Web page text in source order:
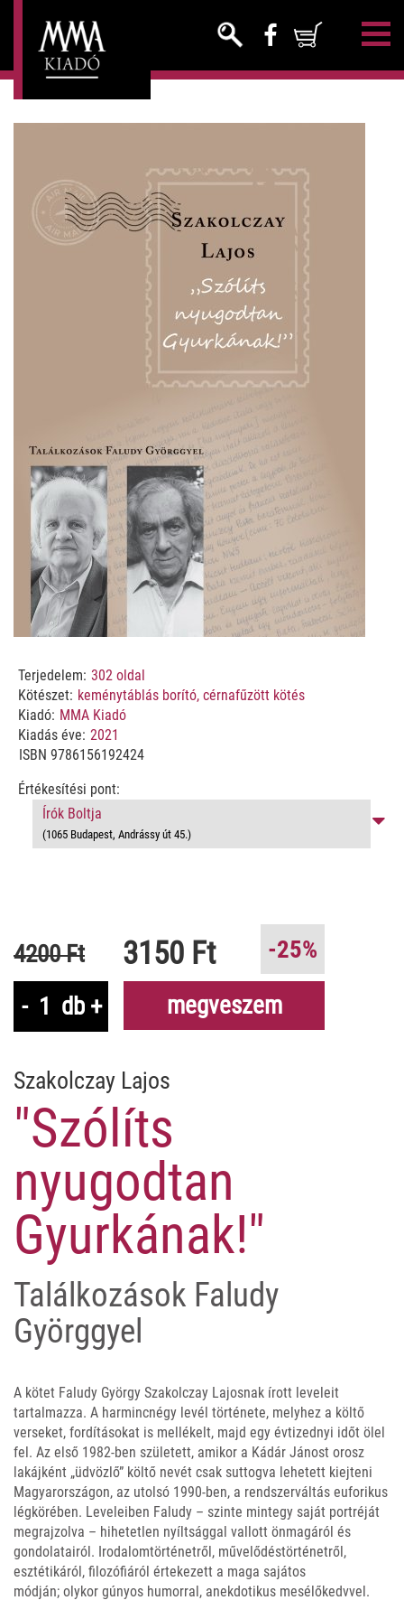
Terjedelem: 302oldal
Kötészet: keménytáblás borító, cérnafűzött kötés
Kiadó: MMA Kiadó
Kiadás éve: 2021
ISBN 9786156192424
Értékesítési pont:
Írók Boltja
(1065 Budapest, Andrássy út 45.)
4200 Ft 3150 Ft
-25%
-
db + megveszem
Szakolczay Lajos
"Szólíts
nyugodtan
Gyurkának!"
Találkozások Faludy
Györggyel
A kötet Faludy György Szakolczay Lajosnak írott leveleit
tartalmazza. A harmincnégy levél története, melyhez a költő
verseket, fordításokat is mellékelt, majd egy évtizednyi időt ölel
fel. Az első 1982-ben született, amikor a Kádár Jánost orosz
lakájként „üdvözlő” költő nevét csak suttogva lehetett kiejteni
Magyarországon, az utolsó 1990-ben, a rendszerváltás euforikus
légkörében. Leveleiben Faludy – szinte mintegy saját portréját
megrajzolva – hihetetlen nyíltsággal vallott önmagáról és
gondolatairól. Irodalomtörténetről, művelődéstörténetről,
esztétikáról, filozófiáról értekezett a maga sajátos
módján; olykor gúnyos humorral, anekdotikus mesélőkedvvel.